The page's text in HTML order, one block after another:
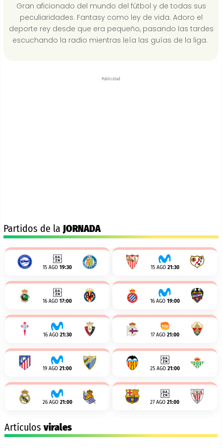
Gran aficionado del mundo del fútbol y de todas sus
peculiaridades. Fantasy como ley de vida. Adoro el
deporte rey desde que era pequeño, pasando las tardes
escuchando la radio mientras leía las guías de la liga.
Publicidad
Partidos de la JORNADA
15 AGO 19:30 15 AGO 21:30
16 AGO 17:00 16 AGO 19:00
16 AGO 21:30 17 AGO 21:00
19 AGO 21:00 25 AGO 21:00
26 AGO 21:00 27 AGO 21:00
Artículosvirales